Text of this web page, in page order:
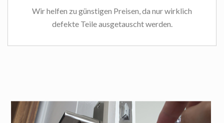
Wir helfen zu günstigen Preisen, da nur wirklich
defekte Teile ausgetauscht werden.